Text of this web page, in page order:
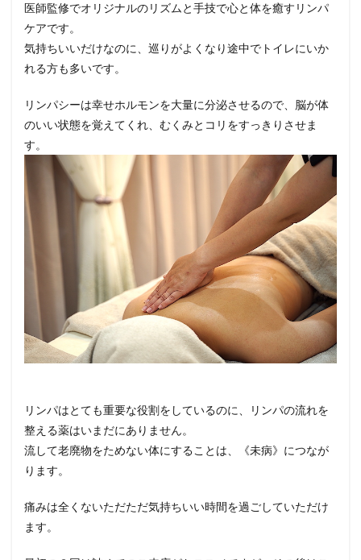
医師監修でオリジナルのリズムと手技で心と体を癒すリンパ
ケアです。
気持ちいいだけなのに、巡りがよくなり途中でトイレにいか
れる方も多いです。
リンパシーは幸せホルモンを大量に分泌させるので、脳が体
のいい状態を覚えてくれ、むくみとコリをすっきりさせま
す。
リンパはとても重要な役割をしているのに、リンパの流れを
整える薬はいまだにありません。
流して老廃物をためない体にすることは、《未病》につなが
ります。
痛みは全くないただただ気持ちいい時間を過ごしていただけ
ます。